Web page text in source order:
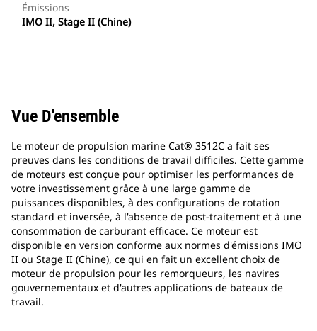
Émissions
IMO II, Stage II (Chine)
Vue D'ensemble
Le moteur de propulsion marine Cat® 3512C a fait ses
preuves dans les conditions de travail difficiles. Cette gamme
de moteurs est conçue pour optimiser les performances de
votre investissement grâce à une large gamme de
puissances disponibles, à des configurations de rotation
standard et inversée, à l'absence de post-traitement et à une
consommation de carburant efficace. Ce moteur est
disponible en version conforme aux normes d'émissions IMO
II ou Stage II (Chine), ce qui en fait un excellent choix de
moteur de propulsion pour les remorqueurs, les navires
gouvernementaux et d'autres applications de bateaux de
travail.